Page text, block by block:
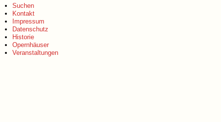
Suchen
Kontakt
Impressum
Datenschutz
Historie
Opernhäuser
Veranstaltungen